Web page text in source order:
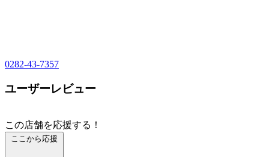
0282-43-7357
ユーザーレビュー
この店舗を応援する！
ここから応援